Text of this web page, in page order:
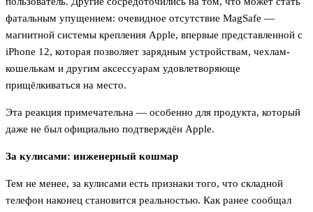
фатальным упущением: очевидное отсутствие MagSafe —
магнитной системы крепления Apple, впервые представленной с
iPhone 12, которая позволяет зарядным устройствам, чехлам-
кошелькам и другим аксессуарам удовлетворяюще
прищёлкиваться на место.
Эта реакция примечательна — особенно для продукта, который
даже не был официально подтверждён Apple.
За кулисами: инженерный кошмар
Тем не менее, за кулисами есть признаки того, что складной
телефон наконец становится реальностью. Как ранее сообщал